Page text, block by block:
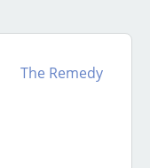
The Remedy